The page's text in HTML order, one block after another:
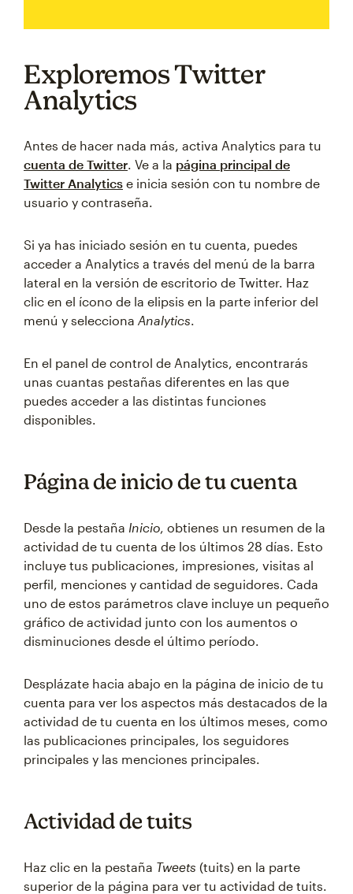
Exploremos Twitter
Analytics
Antes de hacer nada más, activa Analytics para tu
cuenta de Twitter. Ve a la página principal de
Twitter Analytics e inicia sesión con tu nombre de
usuario y contraseña.
Si ya has iniciado sesión en tu cuenta, puedes
acceder a Analytics a través del menú de la barra
lateral en la versión de escritorio de Twitter. Haz
clic en el ícono de la elipsis en la parte inferior del
menú y selecciona Analytics.
En el panel de control de Analytics, encontrarás
unas cuantas pestañas diferentes en las que
puedes acceder a las distintas funciones
disponibles.
Página de inicio de tu cuenta
Desde la pestaña Inicio, obtienes un resumen de la
actividad de tu cuenta de los últimos 28 días. Esto
incluye tus publicaciones, impresiones, visitas al
perfil, menciones y cantidad de seguidores. Cada
uno de estos parámetros clave incluye un pequeño
gráfico de actividad junto con los aumentos o
disminuciones desde el último período.
Desplázate hacia abajo en la página de inicio de tu
cuenta para ver los aspectos más destacados de la
actividad de tu cuenta en los últimos meses, como
las publicaciones principales, los seguidores
principales y las menciones principales.
Actividad de tuits
Haz clic en la pestaña Tweets (tuits) en la parte
superior de la página para ver tu actividad de tuits.